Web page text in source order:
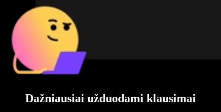
Dažniausiai užduodami klausimai